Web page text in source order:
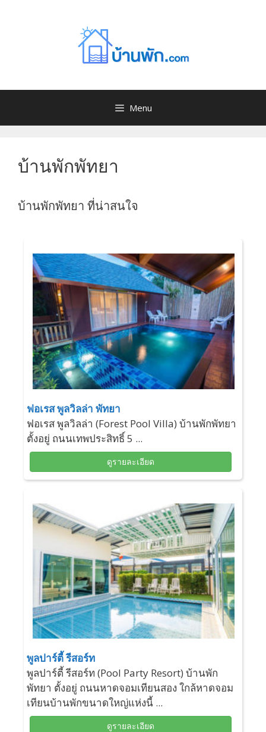
Menu
บ้านพักพัทยา
บ้านพักพัทยา ที่น่าสนใจ
ฟอเรส พูลวิลล่า พัทยา
ฟอเรส พูลวิลล่า (Forest Pool Villa) บ้านพักพัทยา
ตั้งอยู่ ถนนเทพประสิทธิ์ 5 ...
ดูรายละเอียด
พูลปาร์ตี้ รีสอร์ท
พูลปาร์ตี้ รีสอร์ท (Pool Party Resort) บ้านพัก
พัทยา ตั้งอยู่ ถนนหาดจอมเทียนสอง ใกล้หาดจอม
เทียนบ้านพักขนาดใหญ่แห่งนี้ ...
ดูรายละเอียด